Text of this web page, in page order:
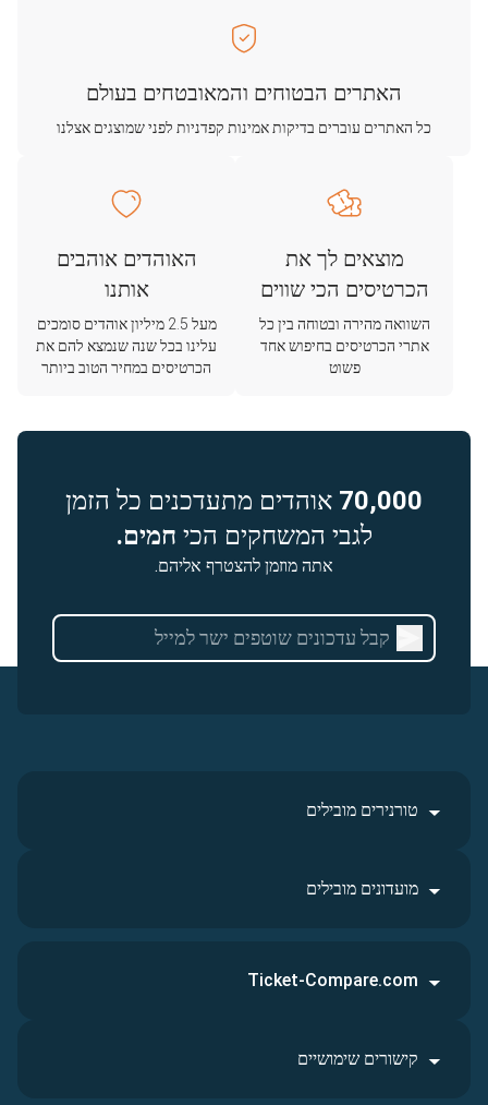
האתרים הבטוחים והמאובטחים בעולם
כל האתרים עוברים בדיקות אמינות קפדניות לפני שמוצגים אצלנו
מוצאים לך את
הכרטיסים הכי שווים
השוואה מהירה ובטוחה בין כל
אתרי הכרטיסים בחיפוש אחד
פשוט
האוהדים אוהבים
אותנו
מעל 2.5 מיליון אוהדים סומכים
עלינו בכל שנה שנמצא להם את
הכרטיסים במחיר הטוב ביותר
70,000 אוהדים מתעדכנים כל הזמן
לגבי המשחקים הכי חמים.
אתה מוזמן להצטרף אליהם.
טורנירים מובילים
מועדונים מובילים
Ticket-Compare.com
קישורים שימושיים